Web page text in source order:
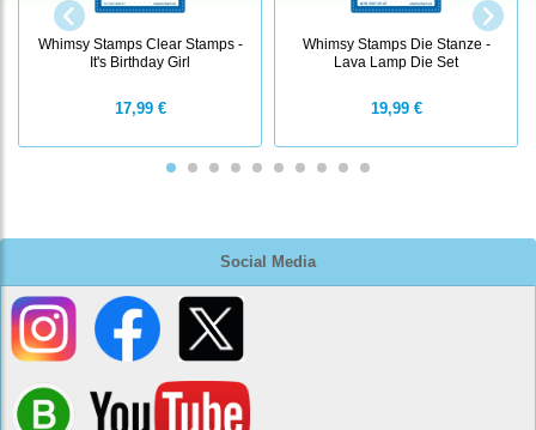
Social Media
Whimsy Stamps Clear Stamps -
It's Birthday Girl
17,99 €
Whimsy Stamps Die Stanze -
Lava Lamp Die Set
19,99 €